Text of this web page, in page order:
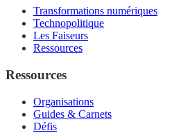
Transformations numériques
Technopolitique
Les Faiseurs
Ressources
Ressources
Organisations
Guides & Carnets
Défis